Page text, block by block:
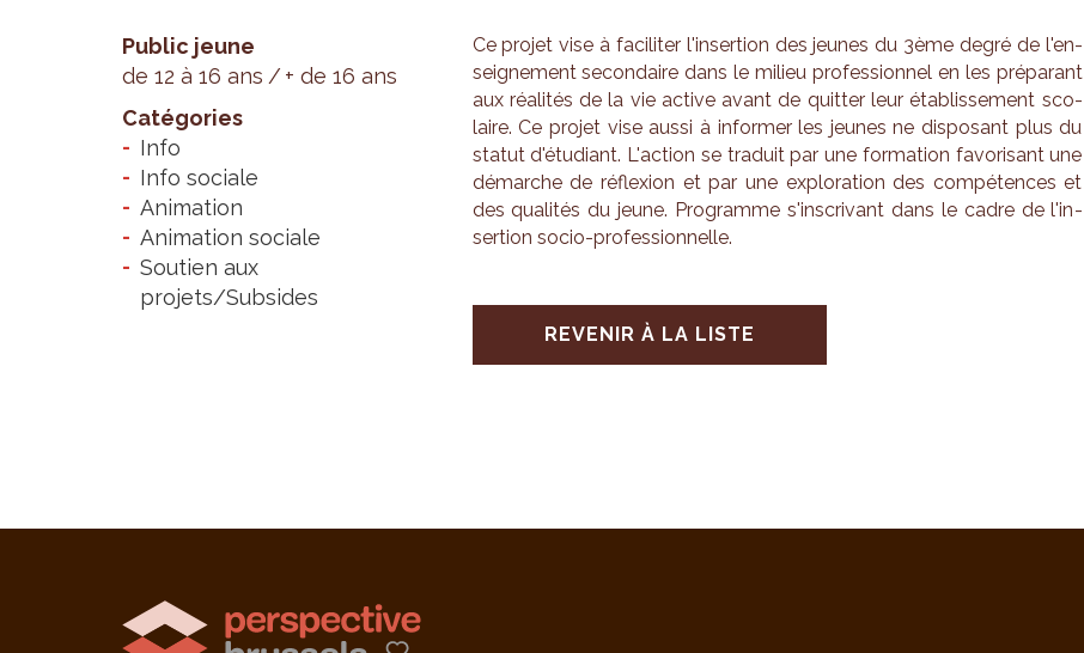
Public jeune
de 12 à 16 ans
+ de 16 ans
Catégories
Info
Info sociale
Animation
Animation sociale
Soutien aux
projets/Subsides
Ce pro­jet vise à faci­li­ter l'in­ser­tion des jeunes du 3ème degré de l'en­
sei­gne­ment secon­daire dans le milieu pro­fes­sion­nel en les pré­pa­rant
aux réa­li­tés de la vie active avant de quit­ter leur éta­blis­se­ment sco­
laire. Ce pro­jet vise aussi à infor­mer les jeunes ne dis­po­sant plus du
sta­tut d'étu­diant. L'ac­tion se tra­duit par une for­ma­tion favo­ri­sant une
démarche de réflexion et par une explo­ra­tion des com­pé­tences et
des qua­li­tés du jeune. Pro­gramme s'ins­cri­vant dans le cadre de l'in­
ser­tion socio-pro­fes­sion­nelle.
REVENIR À LA LISTE